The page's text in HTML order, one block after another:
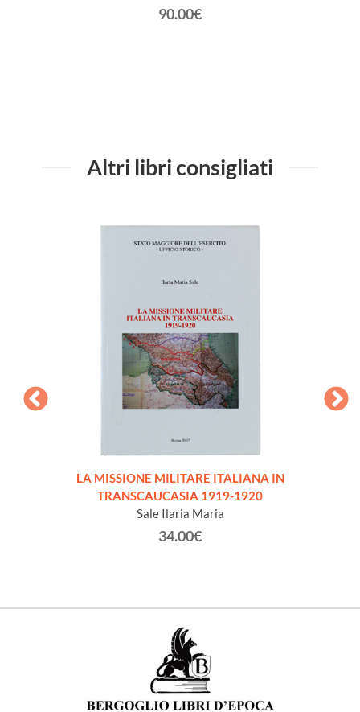
90.00€
Altri libri consigliati
LA MISSIONE MILITARE ITALIANA IN
TRANSCAUCASIA 1919-1920
Sale Ilaria Maria
34.00€